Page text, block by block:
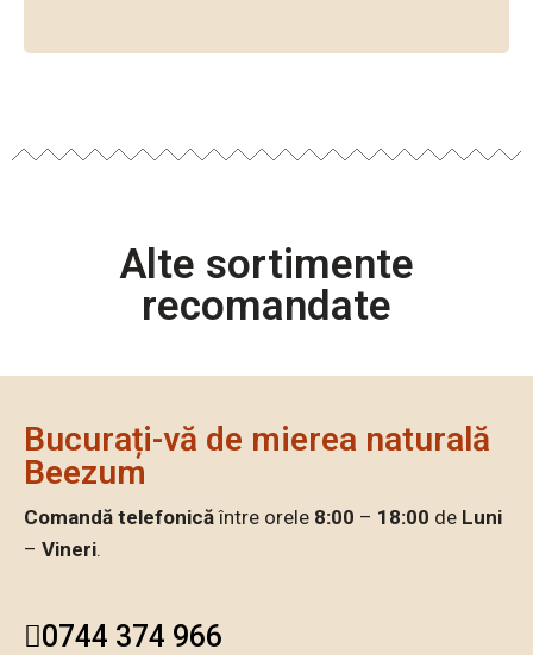
1 borcan Miere Poliflora
Fiecare borcan are 1000g de miere
Alte sortimente
recomandate
Bucurați-vă de mierea naturală
Beezum
Comandă telefonicăîntre orele 8:00 – 18:00 de Luni
– Vineri.
0744 374 966